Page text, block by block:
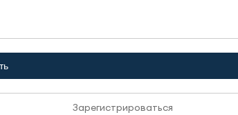
Зарегистрироваться